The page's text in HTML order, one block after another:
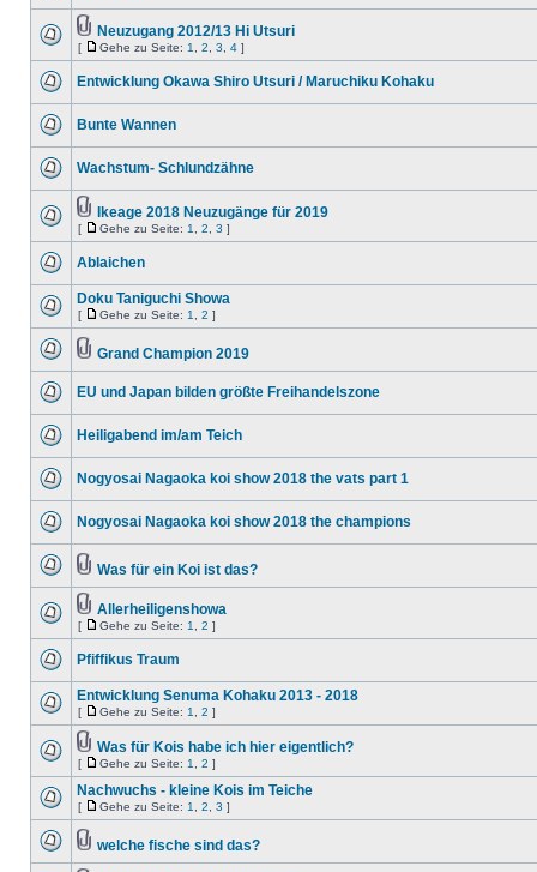
Neuzugang 2012/13 Hi Utsuri
[ Gehe zu Seite: 1 2 3 4 ]
Entwicklung Okawa Shiro Utsuri / Maruchiku Kohaku
Bunte Wannen
Wachstum- Schlundzähne
Ikeage 2018 Neuzugänge für 2019
[ Gehe zu Seite: 1 2 3 ]
Ablaichen
Doku Taniguchi Showa
[ Gehe zu Seite: 1 2 ]
Grand Champion 2019
EU und Japan bilden größte Freihandelszone
Heiligabend im/am Teich
Nogyosai Nagaoka koi show 2018 the vats part 1
Nogyosai Nagaoka koi show 2018 the champions
Was für ein Koi ist das?
Allerheiligenshowa
[ Gehe zu Seite: 1 2 ]
Pfiffikus Traum
Entwicklung Senuma Kohaku 2013 - 2018
[ Gehe zu Seite: 1 2 ]
Was für Kois habe ich hier eigentlich?
[ Gehe zu Seite: 1 2 ]
Nachwuchs - kleine Kois im Teiche
[ Gehe zu Seite: 1 2 3 ]
welche fische sind das?